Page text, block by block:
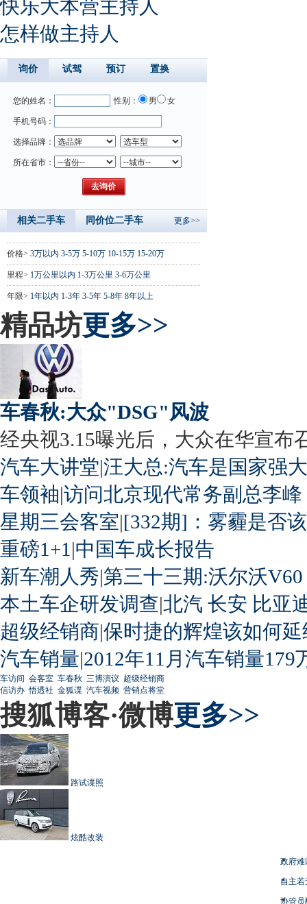
快乐大本营主持人
怎样做主持人
询价 试驾 预订 置换
您的姓名： 性别： 男 女
手机号码：
选择品牌：
所在省市：
相关二手车 同价位二手车 更多>>
价格> 3万以内 3-5万 5-10万 10-15万 15-20万
里程> 1万公里以内 1-3万公里 3-6万公里
年限> 1年以内 1-3年 3-5年 5-8年 8年以上
精品坊更多>>
车春秋:大众"DSG"风波
经央视3.15曝光后，大众在华宣布
汽车大讲堂|汪大总:汽车是国家强
车领袖|访问北京现代常务副总李峰
星期三会客室|[332期]：雾霾是否
重磅1+1 |中国车成长报告
新车潮人秀|第三十三期:沃尔沃
本土车企研发调查|北汽 长安 比亚
超级经销商|保时捷的辉煌该如何延
汽车销量|2012年11月汽车销量179
车访间 会客室 车春秋 三博演议 超级经销商
信访办 悟透社 金狐谍 汽车视频 营销点将堂
搜狐博客·微博更多>>
路试谍照
炫酷改装
政府难
自主
协管员